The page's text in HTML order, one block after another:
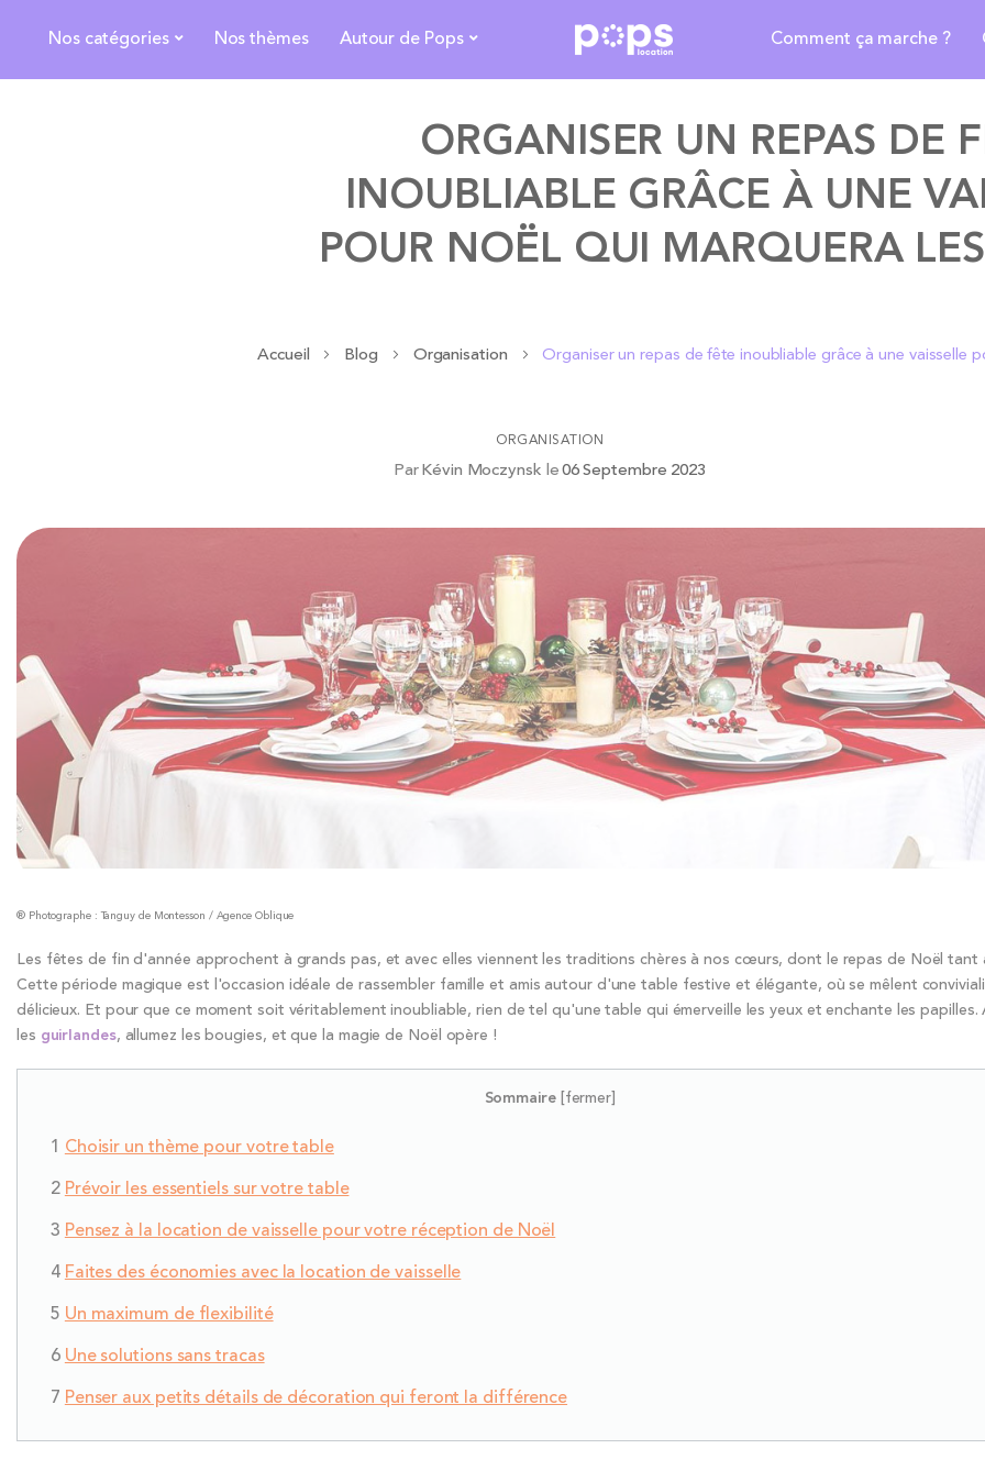
Nos catégories Nos thèmes Autour de Pops Comment ça marche ?
ORGANISER UN REPAS DE
INOUBLIABLE GRÂCE À UNE
POUR NOËL QUI MARQUERA
Accueil Blog Organisation Organiser un repas de fête inoubliable grâce à une vaisselle
ORGANISATION
ParKévin Moczynsk le06 Septembre 2023
® Photographe : Tanguy de Montesson / Agence Oblique
Les fêtes de fin d'année approchent à grands pas, et avec elles viennent les traditions chères à nos cœurs, dont le repas de Noël tant
Cette période magique est l'occasion idéale de rassembler famille et amis autour d'une table festive et élégante, où se mêlent
délicieux. Et pour que ce moment soit véritablement inoubliable, rien de tel qu'une table qui émerveille les yeux et enchante les papilles.
les guirlandes, allumez les bougies, et que la magie de Noël opère !
Sommaire[fermer]
Choisir un thème pour votre table
Prévoir les essentiels sur votre table
Pensez à la location de vaisselle pour votre réception de Noël
Faites des économies avec la location de vaisselle
Un maximum de flexibilité
Une solutions sans tracas
Penser aux petits détails de décoration qui feront la différence